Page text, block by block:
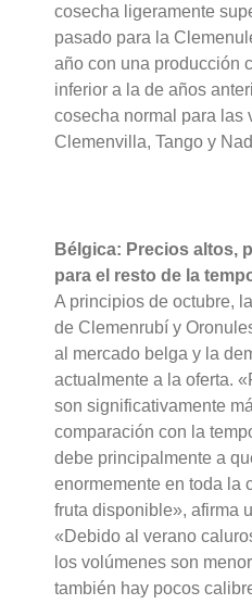
cosecha ligeramente
pasado para la
año con una producción
inferior a la de años
cosecha normal para las
Clemenvilla, Tango y
Bélgica: Precios altos,
para el resto de la
A principios de octubre,
de Clemenrubí y
al mercado belga y la
actualmente a la oferta.
son significativamente
comparación con la
debe principalmente a
enormemente en toda la
fruta disponible», afirma
«Debido al verano
los volúmenes son
también hay pocos